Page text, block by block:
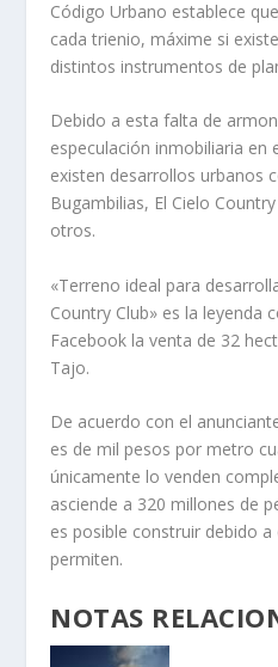
Código Urbano establece
cada trienio, máxime si
distintos instrumentos de
Debido a esta falta de
especulación inmobiliaria en
existen desarrollos urbanos
Bugambilias, El Cielo
otros.
«Terreno ideal para
Country Club» es la leyenda
Facebook la venta de 32
Tajo.
De acuerdo con el
es de mil pesos por metro
únicamente lo venden
asciende a 320 millones de
es posible construir debido
permiten.
NOTAS